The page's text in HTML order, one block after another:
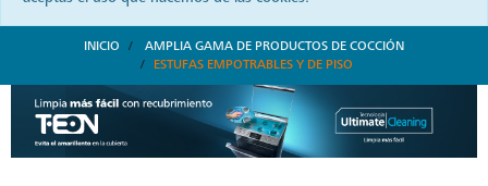
INICIO
AMPLIA GAMA DE PRODUCTOS DE COCCIÓN
ESTUFAS EMPOTRABLES Y DE PISO